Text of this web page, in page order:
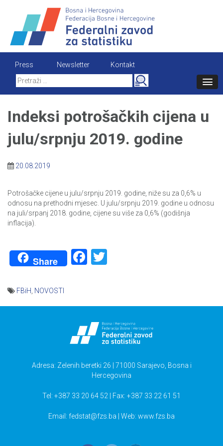
content
Press Newsletter
Kontakt
Search
for:
Indeksi potrošačkih cijena u
julu/srpnju 2019. godine
20.08.2019
Potrošačke cijene u julu/srpnju 2019. godine, niže su za 0,6% u
odnosu na prethodni mjesec. U julu/srpnju 2019. godine u odnosu
na juli/srpanj 2018. godine, cijene su više za 0,6% (godišnja
inflacija).
Share Facebook
FBiH NOVOSTI
Adresa: Zelenih beretki 26 | 71000 Sarajevo, Bosna i
Hercegovina
Tel: +387 33 20 64 52 | Fax: +387 33 22 61 51
Email: fedstat@fzs.ba | Web: www.fzs.ba